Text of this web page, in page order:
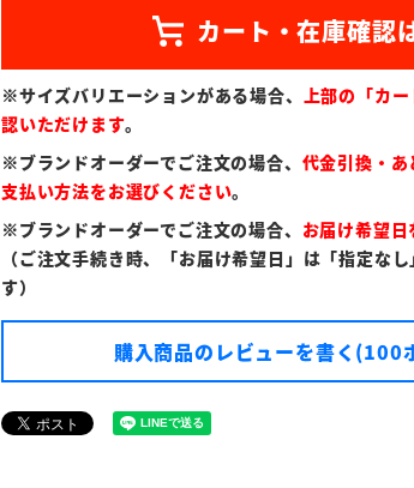
※サイズバリエーションがある場合、
上部の「カ
認いただけます。
※ブランドオーダーでご注文の場合、 代金引換・
支払い方法をお選びください。
※ブランドオーダーでご注文の場合、 お届け希望
（ご注文手続き時、「お届け希望日」は「指定な
す）
購入商品のレビューを書く(100